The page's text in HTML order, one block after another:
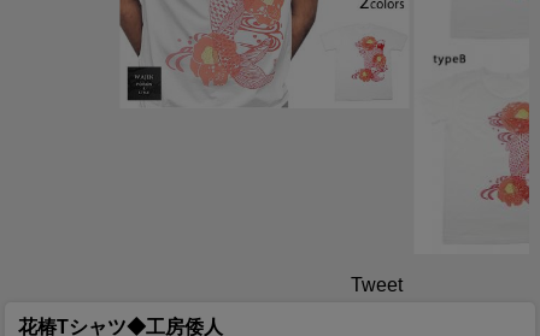
Tweet
花椿Tシャツ◆工房倭人